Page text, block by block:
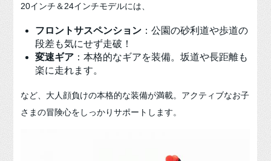
20インチ＆24インチモデルには、
フロントサスペンション ：公園の砂利道や歩道の
段差も気にせず走破！
変速ギア ：本格的なギアを装備。坂道や長距離も
楽に走れます。
など、大人顔負けの本格的な装備が満載。アクティブなお子
さまの冒険心をしっかりサポートします。